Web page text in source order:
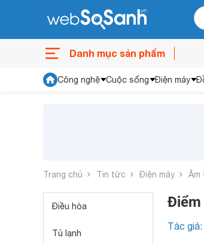
Danh mục sản phẩm
Công nghệ Cuộc sống Điện máy
Trang chủ Tin tức Điện máy Âm
Điều hòa
Tủ lạnh
Điểm
Tác giả: